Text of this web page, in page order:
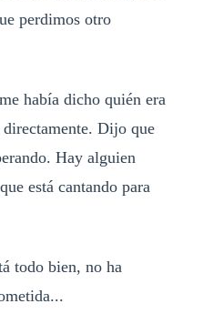
perdimos otro
había dicho quién era
Dijo que
Hay alguien
está cantando para
todo bien, no ha